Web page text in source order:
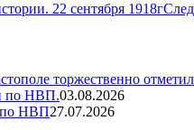
22 сентября 1918г
торжественно
по НВП.03.08.2026
по НВП27.07.2026